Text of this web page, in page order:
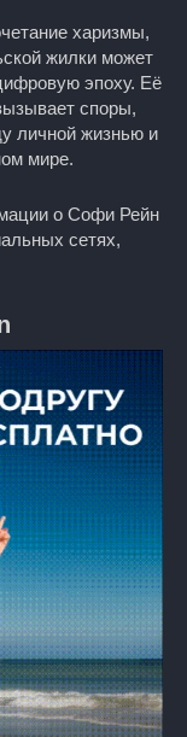
харизмы,
жилки может
эпоху. Её
споры,
личной жизнью и
мире.
о Софи Рейн
сетях,